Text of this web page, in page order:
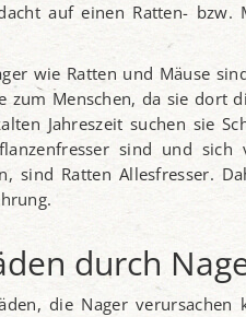
auf einen Ratten- bzw.
wie Ratten und Mäuse
zum Menschen, da sie dort
Jahreszeit suchen sie
sind und
sind Ratten Allesfresser.
durch
die Nager